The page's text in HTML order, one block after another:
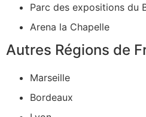
Parc des expositions du
Arena la Chapelle
Autres Régions de
Marseille
Bordeaux